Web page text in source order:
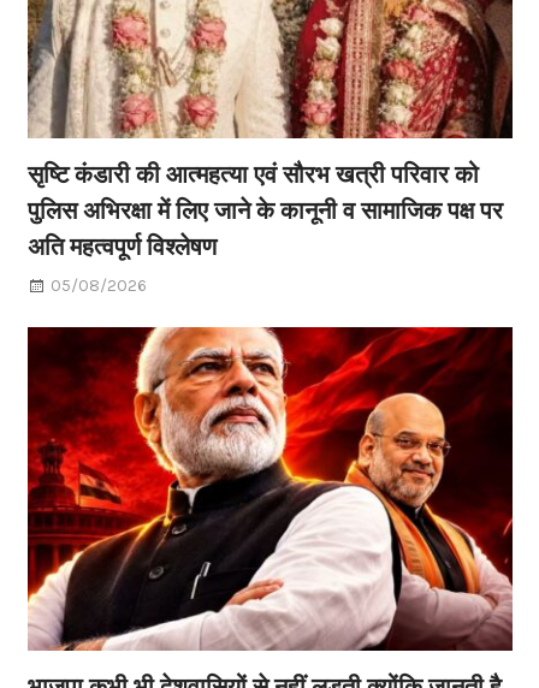
सृष्टि कंडारी की आत्महत्या एवं सौरभ खत्री परिवार को
पुलिस अभिरक्षा में लिए जाने के कानूनी व सामाजिक पक्ष पर
अति महत्वपूर्ण विश्लेषण
05/08/2026